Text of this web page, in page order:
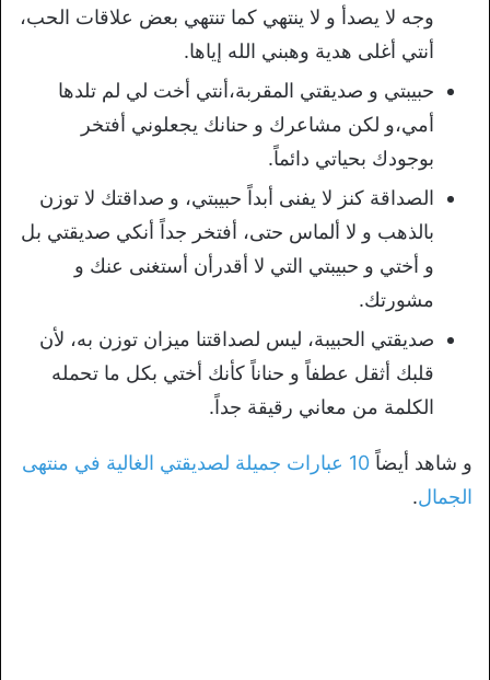
وجه لا يصدأ و لا ينتهي كما تنتهي بعض علاقات الحب،
أنتي أغلى هدية وهبني الله إياها.
حبيبتي و صديقتي المقربة،أنتي أخت لي لم تلدها
أمي،و لكن مشاعرك و حنانك يجعلوني أفتخر
بوجودك بحياتي دائماً.
الصداقة كنز لا يفنى أبداً حبيبتي، و صداقتك لا توزن
بالذهب و لا ألماس حتى، أفتخر جداً أنكي صديقتي بل
و أختي و حبيبتي التي لا أقدرأن أستغنى عنك و
مشورتك.
صديقتي الحبيبة، ليس لصداقتنا ميزان توزن به، لأن
قلبك أثقل عطفاً و حناناً كأنك أختي بكل ما تحمله
الكلمة من معاني رقيقة جداً.
و شاهد أيضاً
10 عبارات جميلة لصديقتي الغالية في منتهى
الجمال.